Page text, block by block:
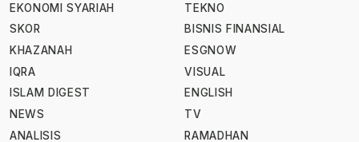
EKONOMI SYARIAH
SKOR
KHAZANAH
IQRA
ISLAM DIGEST
NEWS
ANALISIS
TEKNO
BISNIS FINANSIAL
ESGNOW
VISUAL
ENGLISH
TV
RAMADHAN